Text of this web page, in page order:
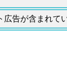
告が含まれて